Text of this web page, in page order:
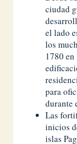
ciudad
el lado
los
1780
para
durante
Las
inicios
islas